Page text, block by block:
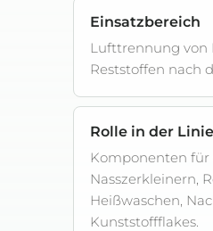
Einsatzbereich
Lufttrennung von
Reststoffen nach
Rolle in der Linie
Komponenten für
Nasszerkleinern,
Heißwaschen,
Kunststoffflakes.